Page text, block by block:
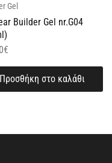
Gel
Builder Gel nr.G04
€
Προσθήκη στο καλάθι